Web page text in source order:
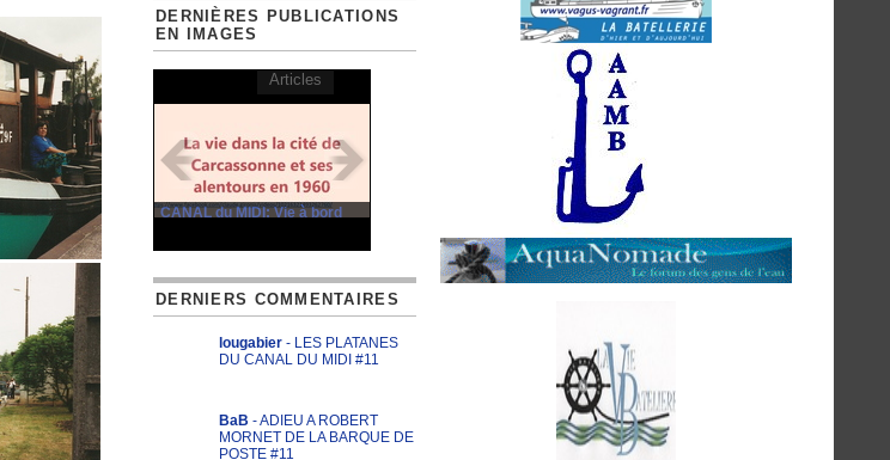
DERNIÈRES PUBLICATIONS
EN IMAGES
CANAL du MIDI: Vie à bord
Articles
DERNIERS COMMENTAIRES
lougabier - LES PLATANES
DU CANAL DU MIDI #11
BaB - ADIEU A ROBERT
MORNET DE LA BARQUE DE
POSTE #11